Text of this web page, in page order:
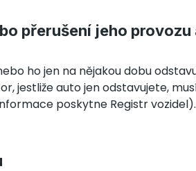
přerušení jeho provozu
ho jen na nějakou dobu
jestliže auto jen odstavujete,
poskytne Registr